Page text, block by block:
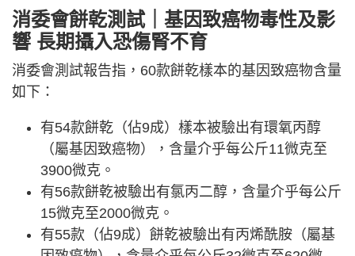
消委會餅乾測試｜基因致癌物毒性及影
響 長期攝入恐傷腎不育
消委會測試報告指，60款餅乾樣本的基因致癌物含量
如下：
有54款餅乾（佔9成）樣本被驗出有環氧丙醇
（屬基因致癌物），含量介乎每公斤11微克至
3900微克。
有56款餅乾被驗出有氯丙二醇，含量介乎每公斤
15微克至2000微克。
有55款（佔9成）餅乾被驗出有丙烯酰胺（屬基